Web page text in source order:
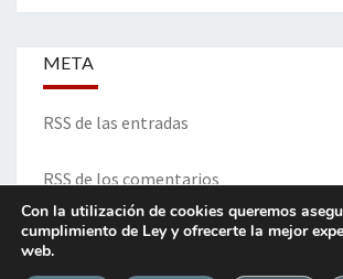
META
RSS de las entradas
RSS de los comentarios
Con la utilización de cookies queremos
cumplimiento de Ley y ofrecerte la mejor
web.